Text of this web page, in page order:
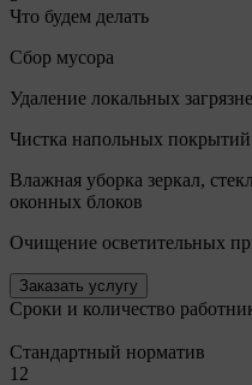
Что будем делать
Сбор мусора
Удаление локальных
Чистка напольных покрытий
Влажная уборка зеркал,
оконных блоков
Очищение осветительных
Заказать услугу
Сроки и количество
Стандартный норматив
12